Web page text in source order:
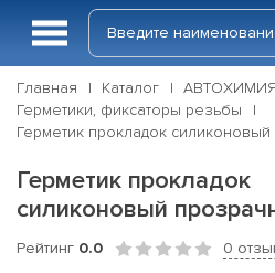
Главная Каталог
АВТОХИМИЯ
Герметики, фиксаторы резьбы
Герметик прокладок
Герметик прокладок
силиконовый
Рейтинг 0.0 0